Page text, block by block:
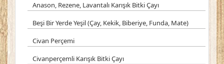
Anason, Rezene, Lavantalı Karışık Bitki Çayı
Beşi Bir Yerde Yeşil (Çay, Kekik, Biberiye, Funda, Mate)
Civan Perçemi
Civanperçemli Karışık Bitki Çayı